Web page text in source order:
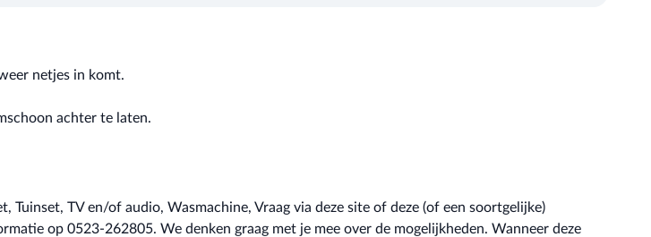
netjes in komt.
achter te laten.
Tuinset, TV en/of audio, Wasmachine, Vraag via deze site of deze (of een soortgelijke)
op 0523-262805. We denken graag met je mee over de mogelijkheden. Wanneer deze